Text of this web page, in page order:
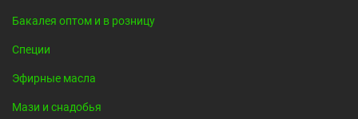
Бакалея оптом и в розницу
Специи
Эфирные масла
Мази и снадобья